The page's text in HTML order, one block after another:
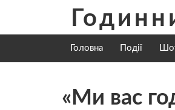
content
Головна Події
«Ми вас